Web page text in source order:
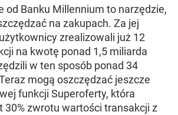
od Banku Millennium to narzędzie,
na zakupach. Za jej
zrealizowali już 12
na kwotę ponad 1,5 miliarda
w ten sposób ponad 34
mogą oszczędzać jeszcze
funkcji Superoferty, która
30% zwrotu wartości transakcji z